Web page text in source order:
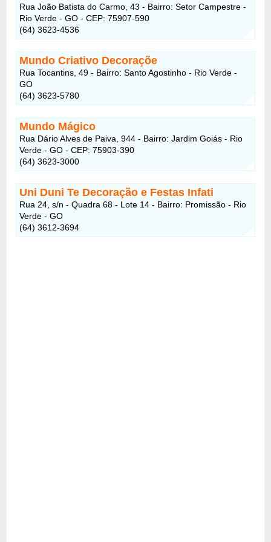
Rua João Batista do Carmo, 43 - Bairro: Setor Campestre -
Rio Verde - GO - CEP: 75907-590
(64) 3623-4536
Mundo Criativo Decoraçõe
Rua Tocantins, 49 - Bairro: Santo Agostinho - Rio Verde -
GO
(64) 3623-5780
Mundo Mágico
Rua Dário Alves de Paiva, 944 - Bairro: Jardim Goiás - Rio
Verde - GO - CEP: 75903-390
(64) 3623-3000
Uni Duni Te Decoração e Festas Infati
Rua 24, s/n - Quadra 68 - Lote 14 - Bairro: Promissão - Rio
Verde - GO
(64) 3612-3694